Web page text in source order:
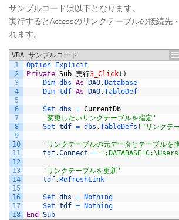
サンプルコードは以下となります。
実行するとAccessのリンクテーブルの接続先
れます。
VBA サンプルコード
1
2
3
4
5
6
7
8
9
10
11
12
13
14
15
16
17
18
Option
Explicit
Private Sub 実行3_Click( )
Dim dbs As DAO. Database
Dim tdf As DAO.TableDef
Set dbs = CurrentDb
'変更したいリンクテーブルを指定'
Set tdf = dbs .TableDefs ( "リンクテ
'リンクテーブルの元データとテーブルを
tdf.Connect =
'リンクテーブルを更新'
tdf. RefreshLink
Set dbs =
Nothing
Set tdf =
Nothing
End
Sub